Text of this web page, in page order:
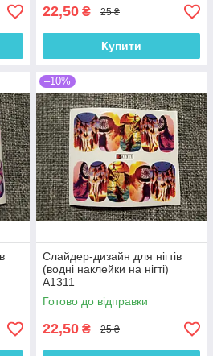
22,50 ₴ 25 ₴
Купити
–10%
Слайдер-дизайн для нігтів
(водні наклейки на нігті)
A1311
Готово до відправки
22,50 ₴ 25 ₴